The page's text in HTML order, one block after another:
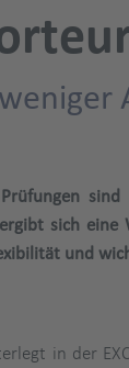
sich
und
in der